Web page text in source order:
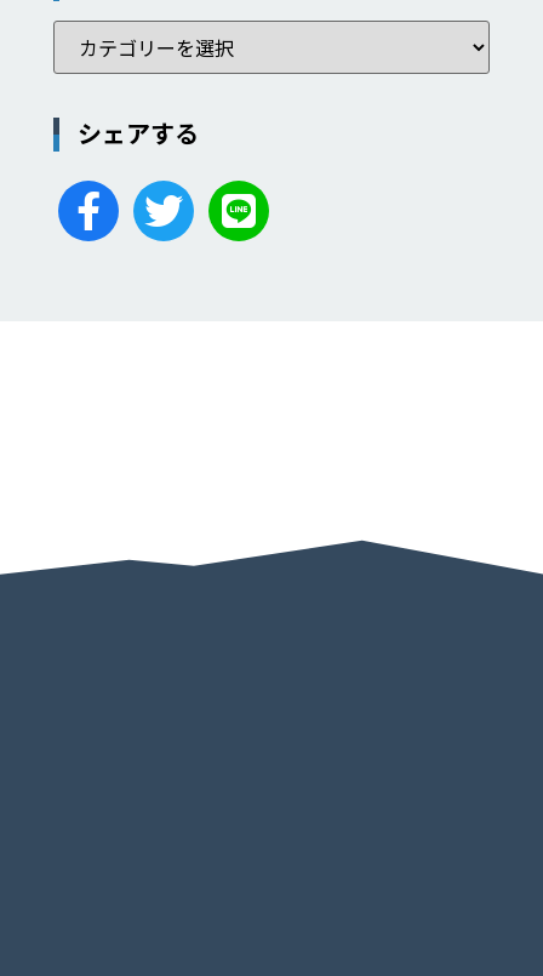
シェアする